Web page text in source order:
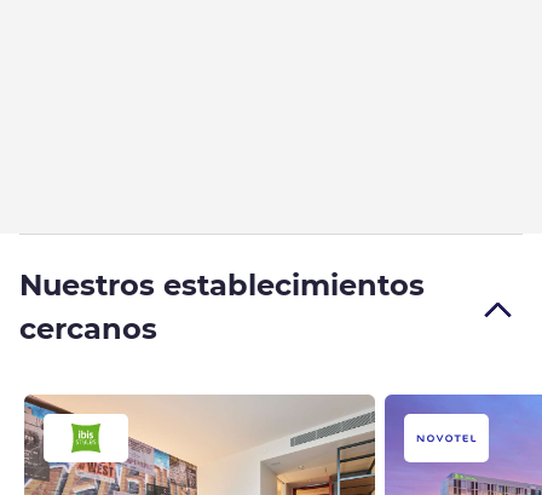
Nuestros establecimientos
cercanos